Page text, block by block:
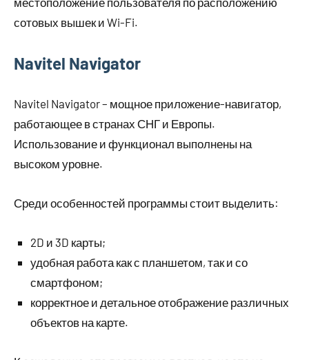
сотовых вышек и Wi-Fi.
Navitel Navigator
Navitel Navigator – мощное приложение-навигатор,
работающее в странах СНГ и Европы.
Использование и функционал выполнены на
высоком уровне.
Среди особенностей программы стоит выделить:
2D и 3D карты;
удобная работа как с планшетом, так и со
смартфоном;
корректное и детальное отображение различных
объектов на карте.